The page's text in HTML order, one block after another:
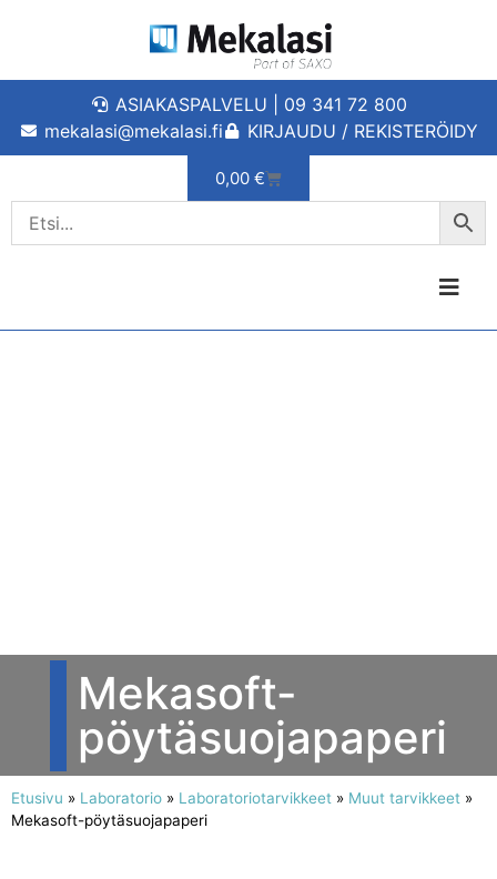
ASIAKASPALVELU | 09 341 72 800
mekalasi@mekalasi.fi
KIRJAUDU / REKISTERÖIDY
0,00 €
Mekasoft-
pöytäsuojapaperi
Etusivu » Laboratorio » Laboratoriotarvikkeet » Muut tarvikkeet »
Mekasoft-pöytäsuojapaperi